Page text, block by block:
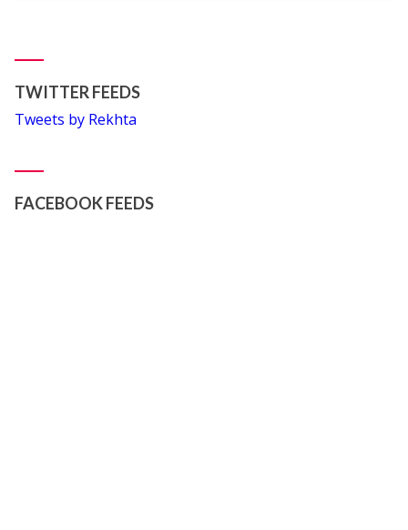
TWITTER FEEDS
Tweets by Rekhta
FACEBOOK FEEDS